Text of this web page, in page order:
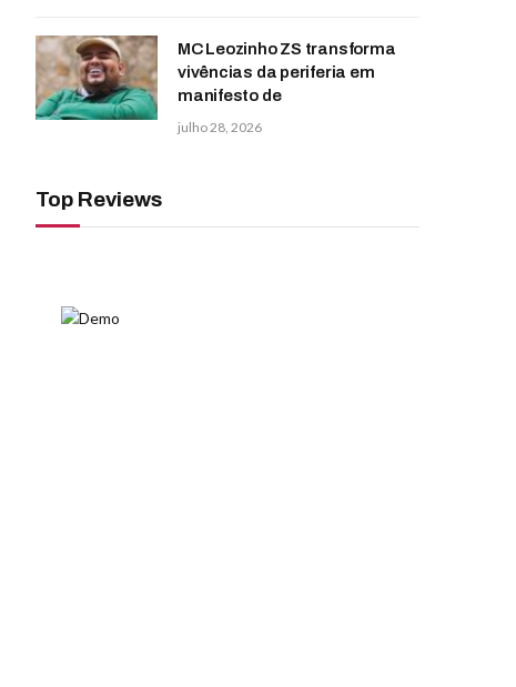
MC Leozinho ZS transforma
vivências da periferia em
manifesto de
julho 28, 2026
Top Reviews